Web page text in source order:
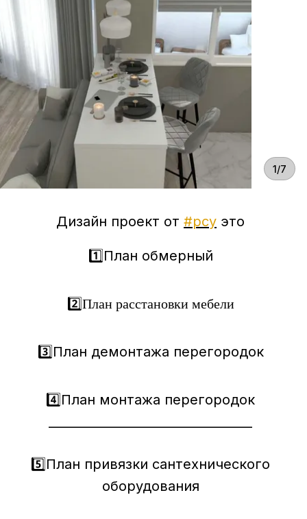
1/7
Дизайн проект от #рсу это
1️⃣План обмерный
2️⃣План расстановки мебели
3️⃣План демонтажа перегородок
4️⃣План монтажа перегородок
5️⃣План привязки сантехнического
оборудования